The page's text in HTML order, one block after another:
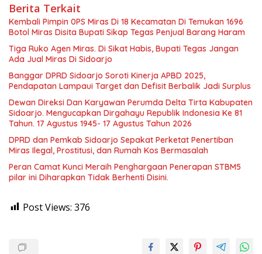
Berita Terkait
Kembali Pimpin 0PS Miras Di 18 Kecamatan Di Temukan 1696
Botol Miras Disita Bupati Sikap Tegas Penjual Barang Haram
Tiga Ruko Agen Miras. Di Sikat Habis, Bupati Tegas Jangan
Ada Jual Miras Di Sidoarjo
Banggar DPRD Sidoarjo Soroti Kinerja APBD 2025,
Pendapatan Lampaui Target dan Defisit Berbalik Jadi Surplus
Dewan Direksi Dan Karyawan Perumda Delta Tirta Kabupaten
Sidoarjo. Mengucapkan Dirgahayu Republik Indonesia Ke 81
Tahun. 17 Agustus 1945- 17 Agustus Tahun 2026
DPRD dan Pemkab Sidoarjo Sepakat Perketat Penertiban
Miras Ilegal, Prostitusi, dan Rumah Kos Bermasalah
Peran Camat Kunci Meraih Penghargaan Penerapan STBM5
pilar ini Diharapkan Tidak Berhenti Disini.
Post Views: 376